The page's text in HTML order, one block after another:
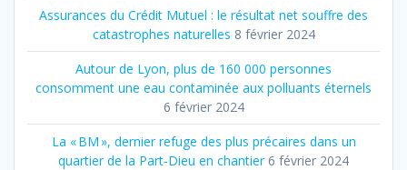
Assurances du Crédit Mutuel : le résultat net souffre des
catastrophes naturelles 8 février 2024
Autour de Lyon, plus de 160 000 personnes
consomment une eau contaminée aux polluants éternels
6 février 2024
La « BM », dernier refuge des plus précaires dans un
quartier de la Part‐Dieu en chantier 6 février 2024